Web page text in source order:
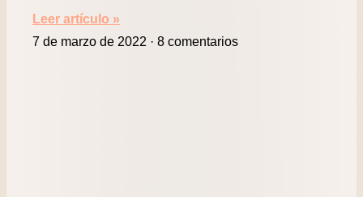
Leer artículo »
7 de marzo de 2022
8 comentarios